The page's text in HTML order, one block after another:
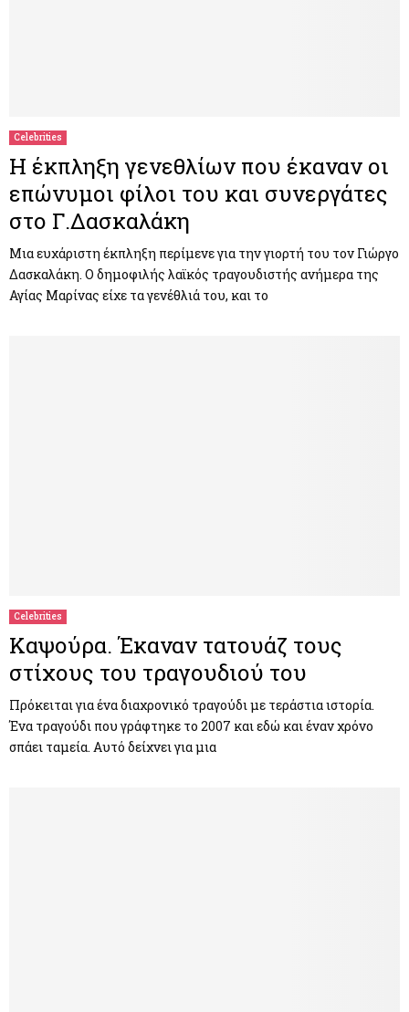
Celebrities
Η έκπληξη γενεθλίων που έκαναν οι
επώνυμοι φίλοι του και συνεργάτες
στο Γ.Δασκαλάκη
Μια ευχάριστη έκπληξη περίμενε για την γιορτή του τον Γιώργο
Δασκαλάκη. Ο δημοφιλής λαϊκός τραγουδιστής ανήμερα της
Αγίας Μαρίνας είχε τα γενέθλιά του, και το
Celebrities
Καψούρα. Έκαναν τατουάζ τους
στίχους του τραγουδιού του
Πρόκειται για ένα διαχρονικό τραγούδι με τεράστια ιστορία.
Ένα τραγούδι που γράφτηκε το 2007 και εδώ και έναν χρόνο
σπάει ταμεία. Αυτό δείχνει για μια